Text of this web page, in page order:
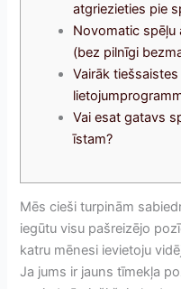
atgriezieties pie
Novomatic spēļu
(bez pilnīgi
Vairāk
Vai esat gatavs
īstam?
Mēs cieši turpinām
iegūtu visu pašreizējo
katru mēnesi ievietoju
Ja jums ir jauns tīmekļa